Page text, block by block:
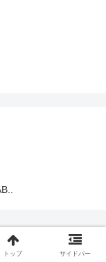
トップ サイドバー